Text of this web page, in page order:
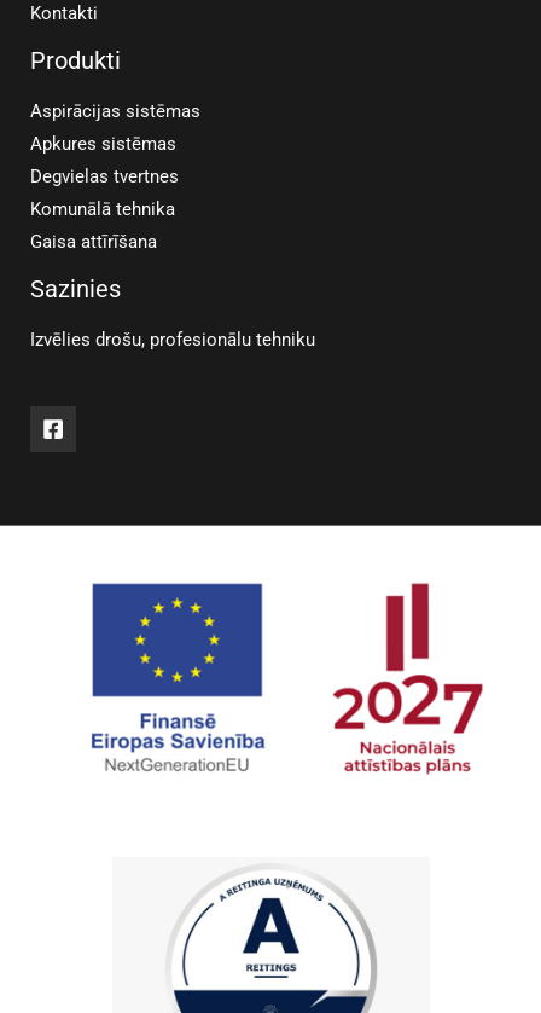
Kontakti
Produkti
Aspirācijas sistēmas
Apkures sistēmas
Degvielas tvertnes
Komunālā tehnika
Gaisa attīrīšana
Sazinies
Izvēlies drošu, profesionālu tehniku